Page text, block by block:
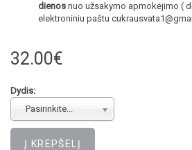
dienos nuo užsakymo apmokėjimo (
elektroniniu paštu
32.00€
Dydis:
Pasirinkite...